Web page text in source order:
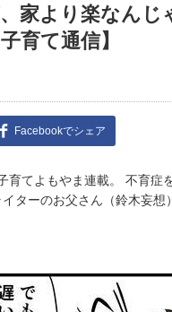
家より楽なんじ
育て通信】
Facebookでシェア
育てよもやま連載。 不育症
ターのお父さん（鈴木妄想